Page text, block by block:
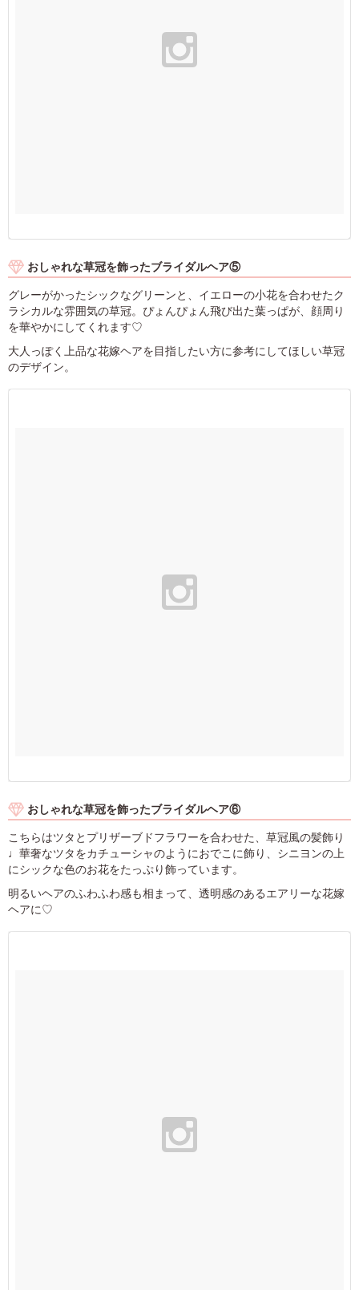
おしゃれな草冠を飾ったブライダルヘア⑤
グレーがかったシックなグリーンと、イエローの小花を合わせたク
ラシカルな雰囲気の草冠。ぴょんぴょん飛び出た葉っぱが、顔周り
を華やかにしてくれます♡
大人っぽく上品な花嫁ヘアを目指したい方に参考にしてほしい草冠
のデザイン。
おしゃれな草冠を飾ったブライダルヘア⑥
こちらはツタとプリザーブドフラワーを合わせた、草冠風の髪飾り
♩華奢なツタをカチューシャのようにおでこに飾り、シニヨンの上
にシックな色のお花をたっぷり飾っています。
明るいヘアのふわふわ感も相まって、透明感のあるエアリーな花嫁
ヘアに♡